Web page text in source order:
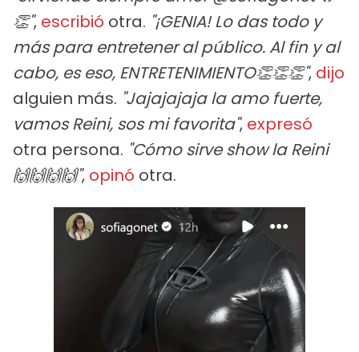
👏", escribió otra. "¡GENIA! Lo das todo y
más para entretener al público. Al fin y al
cabo, es eso, ENTRETENIMIENTO👏👏👏", dijo
alguien más. "Jajajajaja la amo fuerte,
vamos Reini, sos mi favorita", expresó
otra persona. "Cómo sirve show la Reini
🙌🙌🙌🙌", opinó otra.